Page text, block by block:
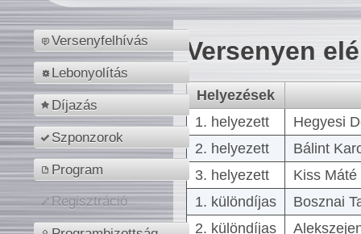
Versenyfelhívás
Lebonyolítás
Díjazás
Szponzorok
Program
Regisztráció
Versenyen
Helyezések
1. helyezett
Hegyesi
2. helyezett
Bálint
3. helyezett
Kiss
1. különdíjas
Bosznai
2. különdíjas